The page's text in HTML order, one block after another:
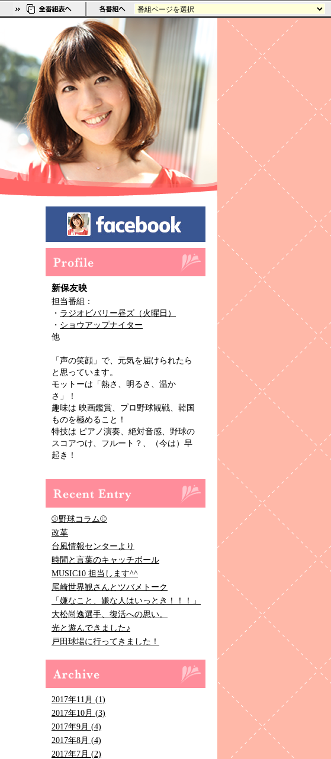
新保友映
担当番組：
・ ラジオビバリー昼ズ（火曜日）
・ ショウアップナイター
他
「声の笑顔」で、元気を届けられたら
と思っています。
モットーは「熱さ、明るさ、温か
さ」！
趣味は 映画鑑賞、プロ野球観戦、韓国
ものを極めること！
特技は ピアノ演奏、絶対音感、野球の
スコアつけ、フルート？、（今は）早
起き！
⚾野球コラム⚾
改革
台風情報センターより
時間と言葉のキャッチボール
MUSIC10 担当します^^
尾崎世界観さんとツバメトーク
「嫌なこと、嫌な人はいっとき！！！」
大松尚逸選手、復活への思い。
光と遊んできました♪
戸田球場に行ってきました！
2017年11月 (1)
2017年10月 (3)
2017年9月 (4)
2017年8月 (4)
2017年7月 (2)